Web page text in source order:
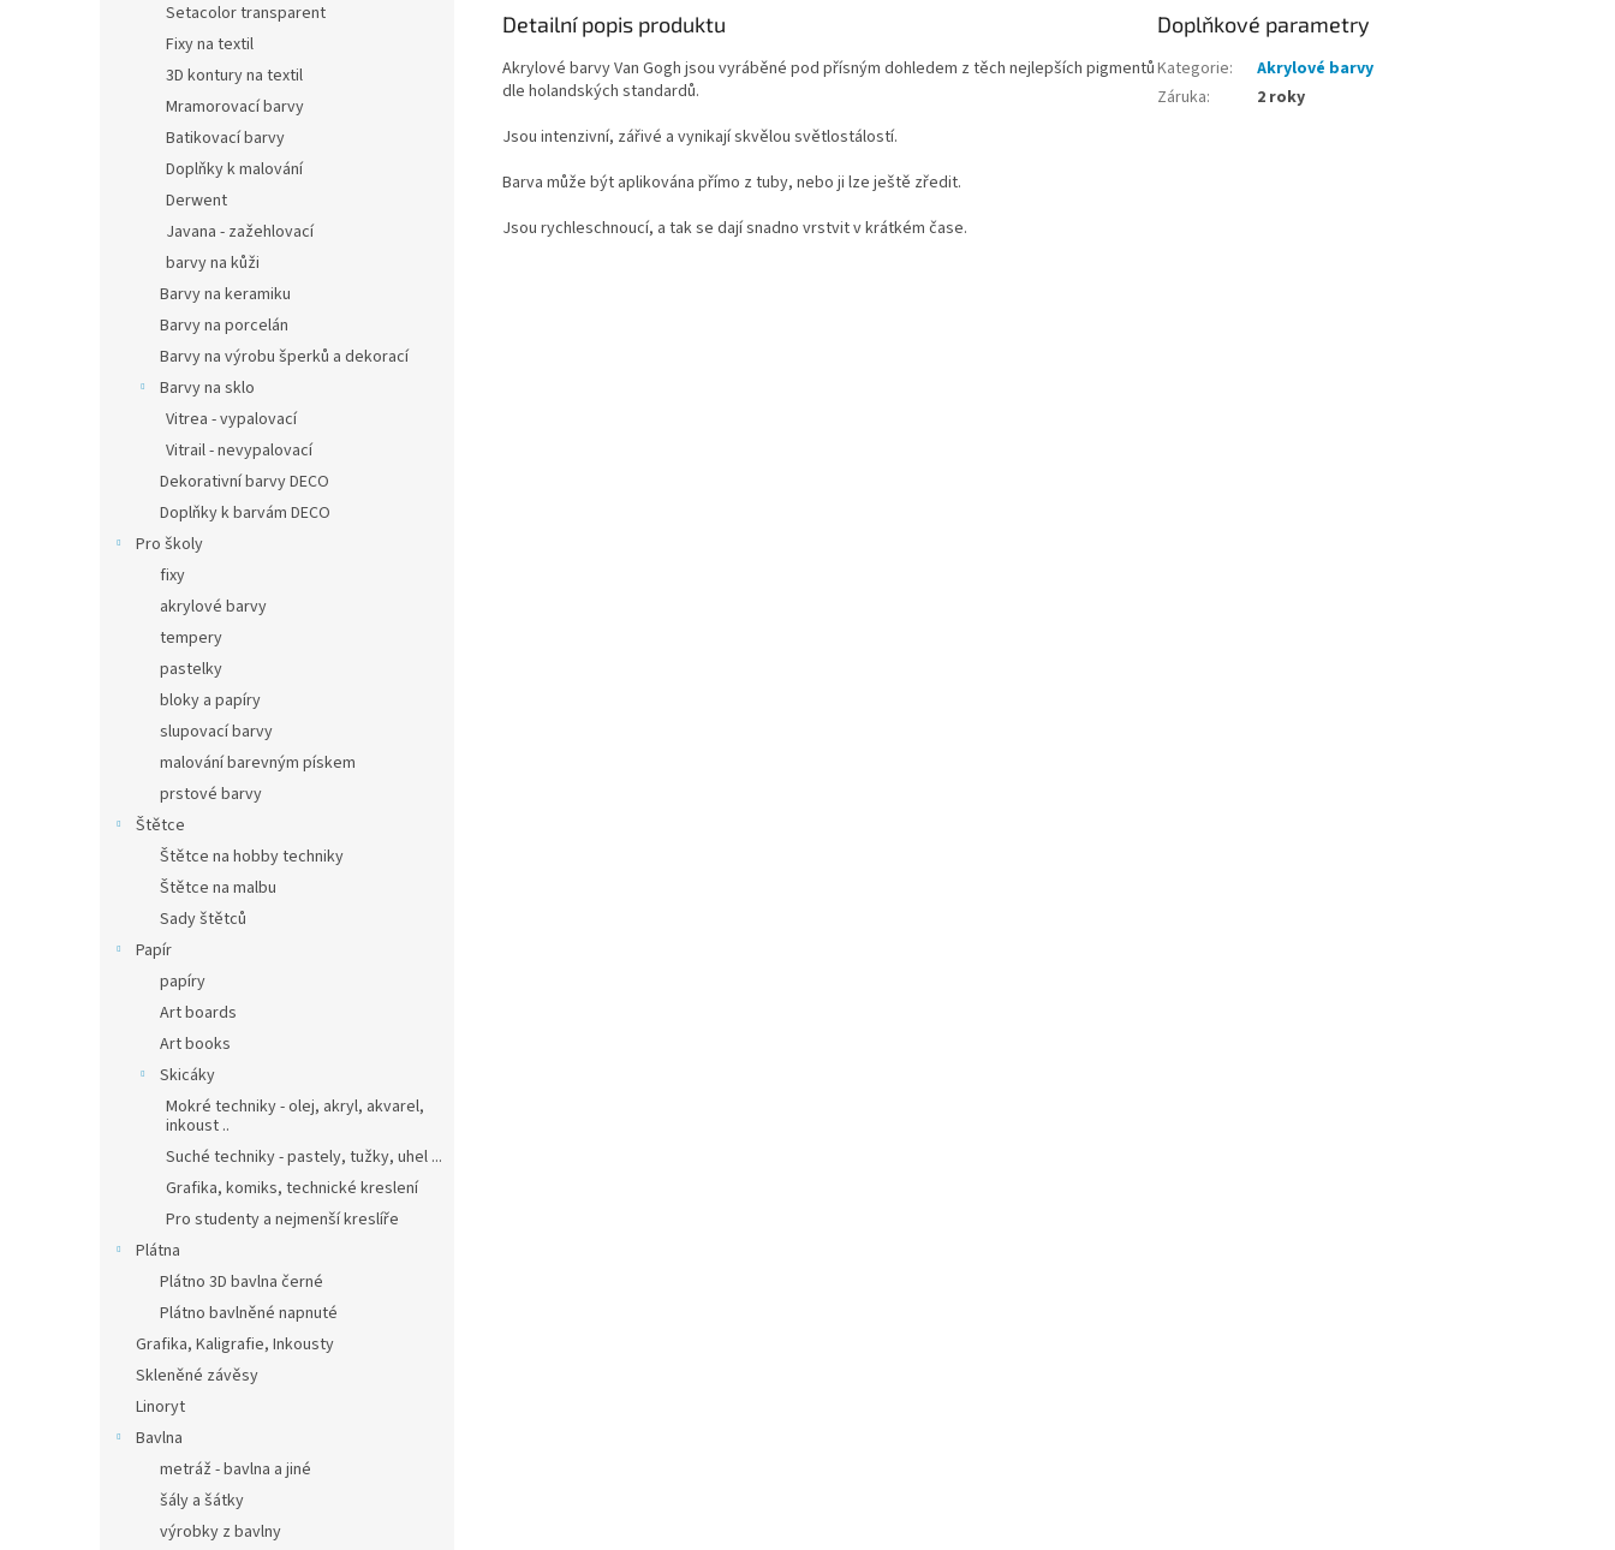
Setacolor transparent
Fixy na textil
3D kontury na textil
Mramorovací barvy
Batikovací barvy
Doplňky k malování
Derwent
Javana - zažehlovací
barvy na kůži
Barvy na keramiku
Barvy na porcelán
Barvy na výrobu šperků a dekorací
Barvy na sklo
Vitrea - vypalovací
Vitrail - nevypalovací
Dekorativní barvy DECO
Doplňky k barvám DECO
Pro školy
fixy
akrylové barvy
tempery
pastelky
bloky a papíry
slupovací barvy
malování barevným pískem
prstové barvy
Štětce
Štětce na hobby techniky
Štětce na malbu
Sady štětců
Papír
papíry
Art boards
Art books
Skicáky
Mokré techniky - olej, akryl, akvarel,
inkoust ..
Suché techniky - pastely, tužky, uhel ...
Grafika, komiks, technické kreslení
Pro studenty a nejmenší kreslíře
Plátna
Plátno 3D bavlna černé
Plátno bavlněné napnuté
Grafika, Kaligrafie, Inkousty
Skleněné závěsy
Linoryt
Bavlna
metráž - bavlna a jiné
šály a šátky
výrobky z bavlny
Detailní popis produktu
Akrylové barvy Van Gogh jsou vyráběné pod přísným dohledem z těch nejlepších pigmentů
dle holandských standardů.
Jsou intenzivní, zářivé a vynikají skvělou světlostálostí.
Barva může být aplikována přímo z tuby, nebo ji lze ještě zředit.
Jsou rychleschnoucí, a tak se dají snadno vrstvit v krátkém čase.
Doplňkové parametry
Kategorie:
Akrylové barvy
Záruka: 2 roky